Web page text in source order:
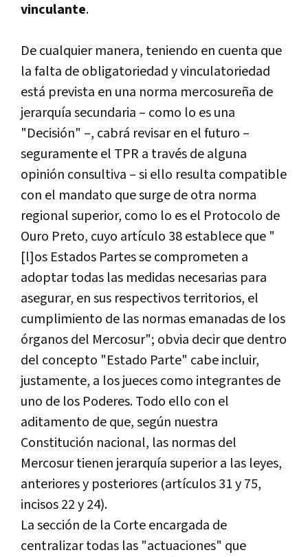
vinculante.
De cualquier manera, teniendo en cuenta que
la falta de obligatoriedad y vinculatoriedad
está prevista en una norma mercosureña de
jerarquí­a secundaria – como lo es una
"Decisión" –, cabrá revisar en el futuro –
seguramente el TPR a través de alguna
opinión consultiva – si ello resulta compatible
con el mandato que surge de otra norma
regional superior, como lo es el Protocolo de
Ouro Preto, cuyo artí­culo 38 establece que "
[l]os Estados Partes se comprometen a
adoptar todas las medidas necesarias para
asegurar, en sus respectivos territorios, el
cumplimiento de las normas emanadas de los
órganos del Mercosur"; obvia decir que dentro
del concepto "Estado Parte" cabe incluir,
justamente, a los jueces como integrantes de
uno de los Poderes. Todo ello con el
aditamento de que, según nuestra
Constitución nacional, las normas del
Mercosur tienen jerarquí­a superior a las leyes,
anteriores y posteriores (artí­culos 31 y 75,
incisos 22 y 24).
La sección de la Corte encargada de
centralizar todas las "actuaciones" que